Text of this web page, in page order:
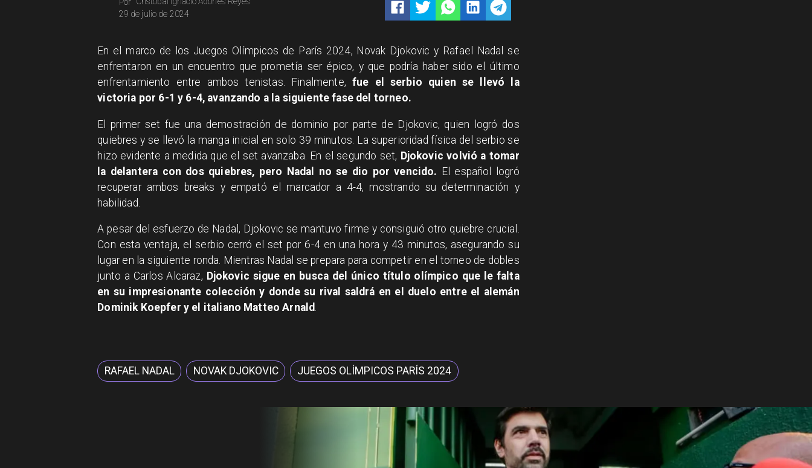
29 de julio de 2024
​En el marco de los Juegos Olímpicos de París 2024, Novak Djokovic y Rafael Nadal se
enfrentaron en un encuentro que prometía ser épico, y que podría haber sido el último
enfrentamiento entre ambos tenistas. Finalmente, fue el serbio quien se llevó la
victoria por 6-1 y 6-4, avanzando a la siguiente fase del torneo.
El primer set fue una demostración de dominio por parte de Djokovic, quien logró dos
quiebres y se llevó la manga inicial en solo 39 minutos. La superioridad física del serbio se
hizo evidente a medida que el set avanzaba. En el segundo set, Djokovic volvió a tomar
la delantera con dos quiebres, pero Nadal no se dio por vencido. El español logró
recuperar ambos breaks y empató el marcador a 4-4, mostrando su determinación y
habilidad.
A pesar del esfuerzo de Nadal, Djokovic se mantuvo firme y consiguió otro quiebre crucial.
Con esta ventaja, el serbio cerró el set por 6-4 en una hora y 43 minutos, asegurando su
lugar en la siguiente ronda. Mientras Nadal se prepara para competir en el torneo de dobles
junto a Carlos Alcaraz, Djokovic sigue en busca del único título olímpico que le falta
en su impresionante colección y donde su rival saldrá en el duelo entre el alemán
Dominik Koepfer y el italiano Matteo Arnald.
RAFAEL NADAL NOVAK DJOKOVIC JUEGOS OLÍMPICOS PARÍS 2024